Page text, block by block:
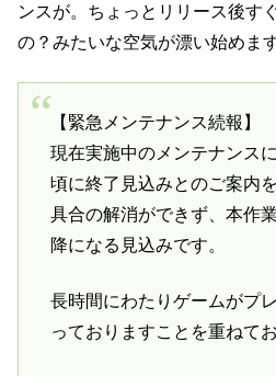
ンスが。ちょっとリリース後す
の？みたいな空気が漂い始めます
【緊急メンテナンス続報】
現在実施中のメンテナンス
頃に終了見込みとのご案内
具合の解消ができず、本作
降になる見込みです。
長時間にわたりゲームがプ
っておりますことを重ねて